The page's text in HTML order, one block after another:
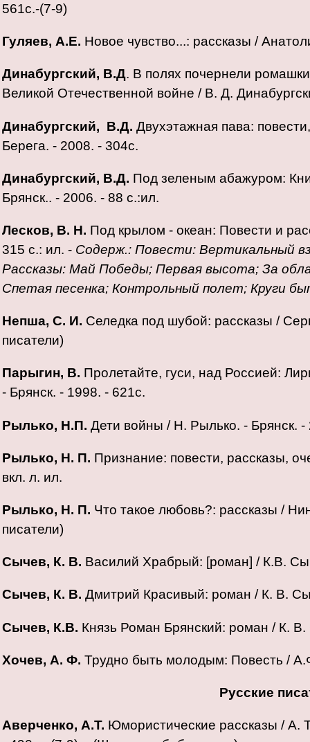
561с.-(7-9)
Гуляев, А.Е. Новое чувство...: рассказы /
Динабургский, В.Д. В полях почернели
Великой Отечественной войне / В. Д.
Динабургский, В.Д. Двухэтажная пава:
Берега. - 2008. - 304с.
Динабургский, В.Д. Под зеленым абажуром:
Брянск.. - 2006. - 88 с.:ил.
Лесков, В. Н. Под крылом - океан: Повести и
315 с.: ил. - Содерж.: Повести: Вертикальный
Рассказы: Май Победы; Первая высота; За
Спетая песенка; Контрольный полет; Круги
Непша, С. И. Селедка под шубой: рассказы /
писатели)
Парыгин, В. Пролетайте, гуси, над Россией:
- Брянск. - 1998. - 621с.
Рылько, Н.П. Дети войны / Н. Рылько. - Брянск.
Рылько, Н. П. Признание: повести, рассказы,
вкл. л. ил.
Рылько, Н. П. Что такое любовь?: рассказы /
писатели)
Сычев, К. В. Василий Храбрый: [роман] / К.В.
Сычев, К. В. Дмитрий Красивый: роман / К. В.
Сычев, К.В. Князь Роман Брянский: роман / К.
Хочев, А. Ф. Трудно быть молодым: Повесть /
Русские
Аверченко, А.Т. Юмористические рассказы /